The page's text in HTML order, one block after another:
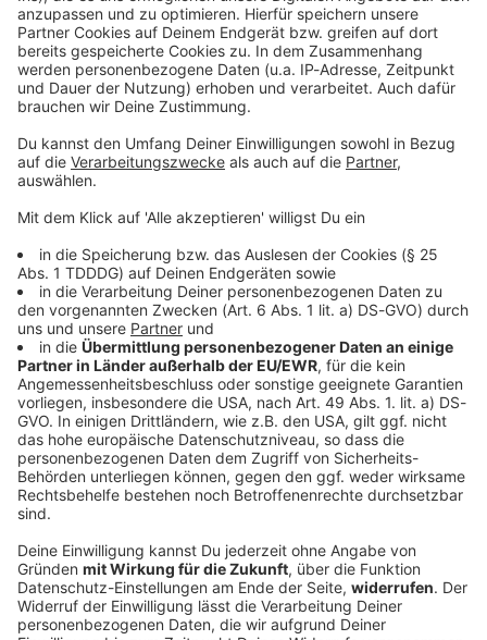
Kontaktformular
Sprachnachricht
DAS KÖNNTE DICH AUCH INTERESSIEREN
Bayern
Schweinestall brennt – alle 1.600 Schweine
tot